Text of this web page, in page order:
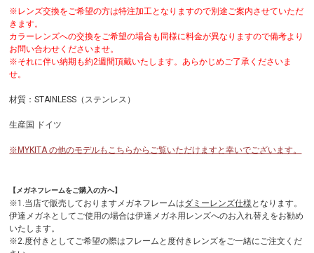
※レンズ交換をご希望の方は特注加工となりますので別途ご案内させていただ
きます。
カラーレンズへの交換をご希望の場合も同様に料金が異なりますので備考より
お問い合わせくださいませ。
※それに伴い納期も約2週間頂戴いたします。あらかじめご了承くださいま
せ。
材質：STAINLESS（ステンレス）
生産国 ドイツ
※MYKITA の他のモデルもこちらからご覧いただけますと幸いでございます。
【メガネフレームをご購入の方へ】
※1.当店で販売しておりますメガネフレームはダミーレンズ仕様 となります。
伊達メガネとしてご使用の場合は伊達メガネ用レンズへのお入れ替えをお勧め
いたします。
※2.度付きとしてご希望の際はフレームと度付きレンズをご一緒にご注文くだ